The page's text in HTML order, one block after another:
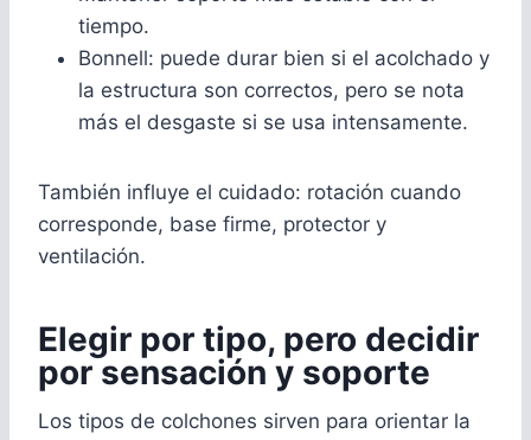
tiempo.
Bonnell: puede durar bien si el acolchado y
la estructura son correctos, pero se nota
más el desgaste si se usa intensamente.
También influye el cuidado: rotación cuando
corresponde, base firme, protector y
ventilación.
Elegir por tipo, pero decidir
por sensación y soporte
Los tipos de colchones sirven para orientar la